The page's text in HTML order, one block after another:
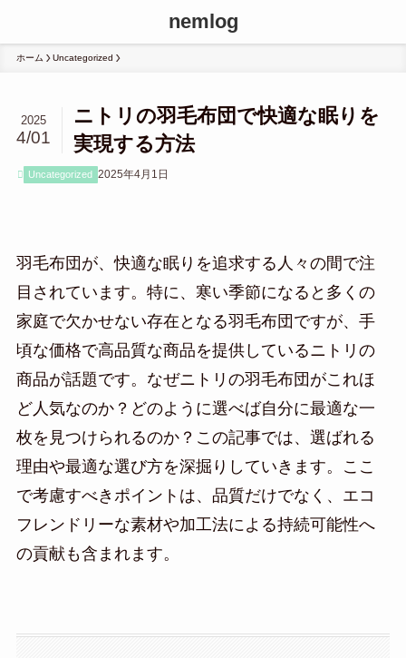
nemlog
ホーム Uncategorized
ニトリの羽毛布団で快適な眠りを
実現する方法
2025
4/01
Uncategorized 2025年4月1日
羽毛布団が、快適な眠りを追求する人々の間で注
目されています。特に、寒い季節になると多くの
家庭で欠かせない存在となる羽毛布団ですが、手
頃な価格で高品質な商品を提供しているニトリの
商品が話題です。なぜニトリの羽毛布団がこれほ
ど人気なのか？どのように選べば自分に最適な一
枚を見つけられるのか？この記事では、選ばれる
理由や最適な選び方を深掘りしていきます。ここ
で考慮すべきポイントは、品質だけでなく、エコ
フレンドリーな素材や加工法による持続可能性へ
の貢献も含まれます。